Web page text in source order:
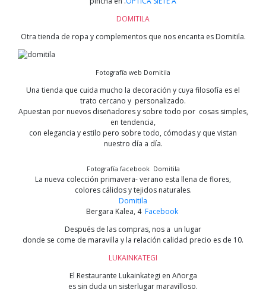
DOMITILA
Otra tienda de ropa y complementos que nos encanta es Domitila.
Fotografía web Domitila
Una tienda que cuida mucho la decoración y cuya filosofía es el
trato cercano y personalizado.
Apuestan por nuevos diseñadores y sobre todo por cosas simples,
en tendencia,
con elegancia y estilo pero sobre todo, cómodas y que vistan
nuestro día a día.
Fotografía facebook Domitila
La nueva colección primavera- verano esta llena de flores,
colores cálidos y tejidos naturales.
Domitila
Bergara Kalea, 4 Facebook
Después de las compras, nos a un lugar
donde se come de maravilla y la relación calidad precio es de 10.
LUKAINKATEGI
El Restaurante Lukainkategi en Añorga
es sin duda un sisterlugar maravilloso.